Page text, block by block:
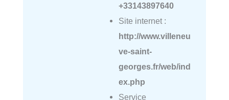
+33143897640
Site internet :
http://www.villeneu
ve-saint-
georges.fr/web/ind
ex.php
Service